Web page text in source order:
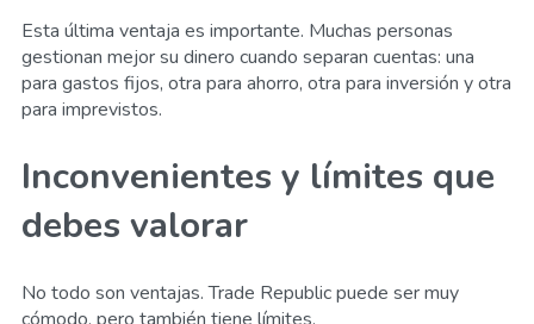
Esta última ventaja es importante. Muchas personas
gestionan mejor su dinero cuando separan cuentas: una
para gastos fijos, otra para ahorro, otra para inversión y otra
para imprevistos.
Inconvenientes y límites que
debes valorar
No todo son ventajas. Trade Republic puede ser muy
cómodo, pero también tiene límites.